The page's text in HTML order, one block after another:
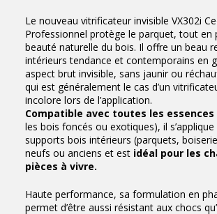
Le nouveau vitrificateur invisible VX302i
Professionnel protège le parquet, tout en
beauté naturelle du bois. Il offre un beau
intérieurs tendance et contemporains en
aspect brut invisible, sans jaunir ou
qui est généralement le cas d’un
incolore lors de l’application.
Compatible avec toutes les essences
les bois foncés ou exotiques), il
supports bois intérieurs (parquets,
neufs ou anciens et est idéal pour les
pièces à vivre.
Haute performance, sa formulation en
permet d’être aussi résistant aux chocs